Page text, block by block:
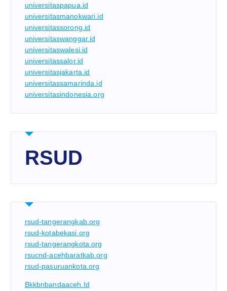
universitaspapua.id
universitasmanokwari.id
universitassorong.id
universitaswanggar.id
universitaswalesi.id
universitassalor.id
universitasjakarta.id
universitassamarinda.id
universitasindonesia.org
RSUD
rsud-tangerangkab.org
rsud-kotabekasi.org
rsud-tangerangkota.org
rsucnd-acehbaratkab.org
rsud-pasuruankota.org
Bkkbnbandaaceh.id